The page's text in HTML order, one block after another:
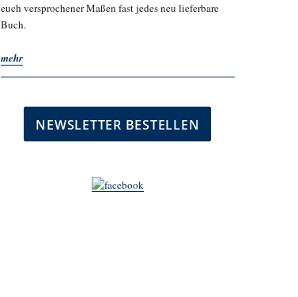
euch versprochener Maßen fast jedes neu lieferbare
Buch.
mehr